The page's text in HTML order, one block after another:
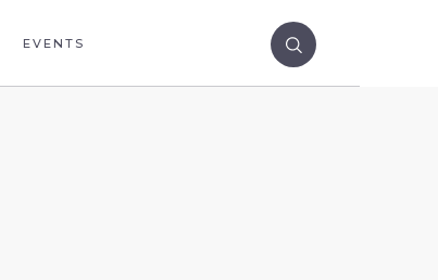
EVENTS